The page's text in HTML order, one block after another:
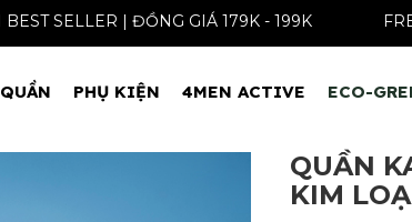
ÁO SƠ MI BEST SELLER | ĐỒNG GIÁ 179K -
QUẦN PHỤ KIỆN 4MEN ACTIVE ECO-
QUẦN
KIM